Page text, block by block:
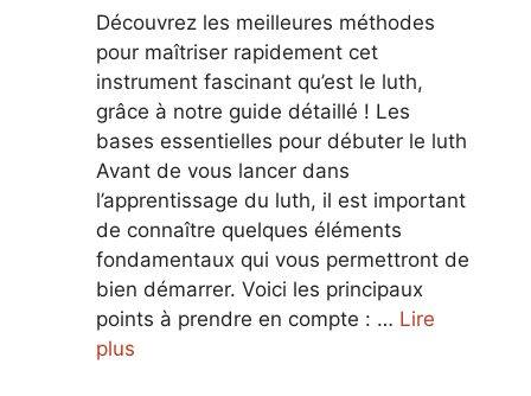
Découvrez les meilleures méthodes
pour maîtriser rapidement cet
instrument fascinant qu’est le luth,
grâce à notre guide détaillé ! Les
bases essentielles pour débuter le luth
Avant de vous lancer dans
l’apprentissage du luth, il est important
de connaître quelques éléments
fondamentaux qui vous permettront de
bien démarrer. Voici les principaux
points à prendre en compte : … Lire
plus